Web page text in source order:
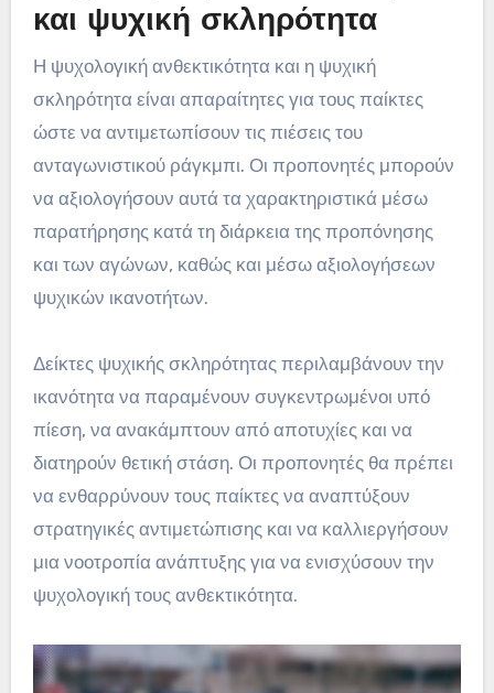
και ψυχική σκληρότητα
Η ψυχολογική ανθεκτικότητα και η ψυχική
σκληρότητα είναι απαραίτητες για τους παίκτες
ώστε να αντιμετωπίσουν τις πιέσεις του
ανταγωνιστικού ράγκμπι. Οι προπονητές μπορούν
να αξιολογήσουν αυτά τα χαρακτηριστικά μέσω
παρατήρησης κατά τη διάρκεια της προπόνησης
και των αγώνων, καθώς και μέσω αξιολογήσεων
ψυχικών ικανοτήτων.
Δείκτες ψυχικής σκληρότητας περιλαμβάνουν την
ικανότητα να παραμένουν συγκεντρωμένοι υπό
πίεση, να ανακάμπτουν από αποτυχίες και να
διατηρούν θετική στάση. Οι προπονητές θα πρέπει
να ενθαρρύνουν τους παίκτες να αναπτύξουν
στρατηγικές αντιμετώπισης και να καλλιεργήσουν
μια νοοτροπία ανάπτυξης για να ενισχύσουν την
ψυχολογική τους ανθεκτικότητα.